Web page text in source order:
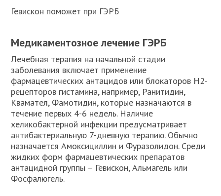
Гевискон поможет при ГЭРБ
Медикаментозное лечение ГЭРБ
Лечебная терапия на начальной стадии
заболевания включает применение
фармацевтических антацидов или блокаторов Н2-
рецепторов гистамина, например, Ранитидин,
Квамател, Фамотидин, которые назначаются в
течение первых 4-6 недель. Наличие
хеликобактерной инфекции предусматривает
антибактериальную 7-дневную терапию. Обычно
назначается Амоксициллин и Фуразолидон. Среди
жидких форм фармацевтических препаратов
антацидной группы – Гевискон, Альмагель или
Фосфалюгель.